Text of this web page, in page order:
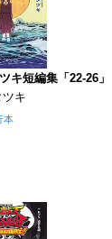
キ短編集「22-26」
キ
本